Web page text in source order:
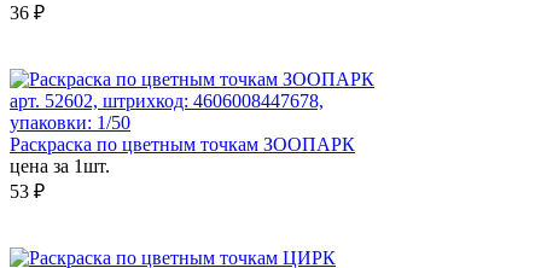
36 ₽
арт. 52602, штрихкод: 4606008447678,
упаковки: 1/50
Раскраска по цветным точкам ЗООПАРК
цена за 1шт.
53 ₽